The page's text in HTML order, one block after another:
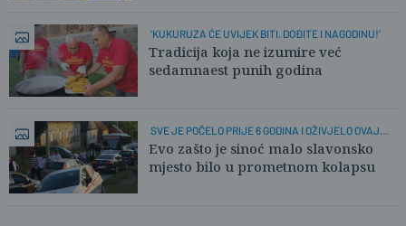
'KUKURUZA ĆE UVIJEK BITI. DOĐITE I NAGODINU!'
Tradicija koja ne izumire već
sedamnaest punih godina
SVE JE POČELO PRIJE 6 GODINA I OŽIVJELO OVAJ
KRAJ
Evo zašto je sinoć malo slavonsko
mjesto bilo u prometnom kolapsu